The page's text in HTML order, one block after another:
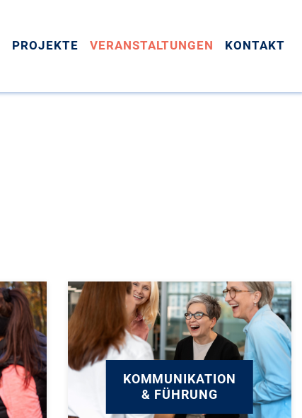
PROJEKTE VERANSTALTUNGEN KONTAKT
KOMMUNIKATION
& FÜHRUNG